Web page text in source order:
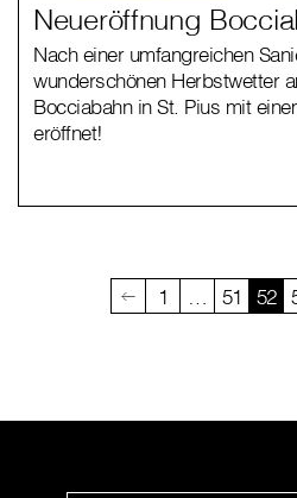
Neueröffnung
Nach einer umfangreichen
wunderschönen Herbstwetter
Bocciabahn in St. Pius mit
eröffnet!
1 51 52